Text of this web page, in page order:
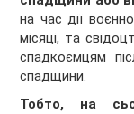
на час дії
місяці, та
спадкоємцям
спадщини.
Тобто, на